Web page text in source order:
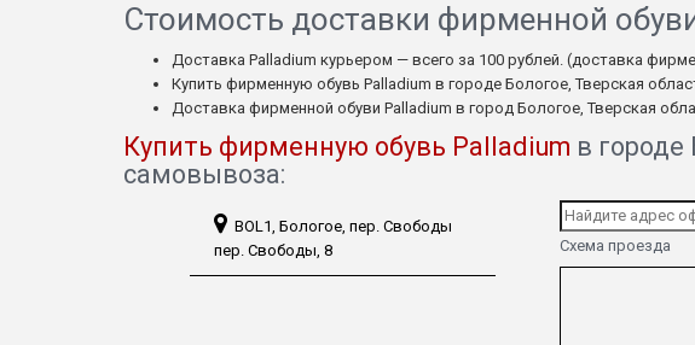
Стоимость доставки фирменной
Доставка Palladium курьером — всего за 100 рублей. (доставка
Купить фирменную обувь Palladium в городе Бологое, Тверская
Доставка фирменной обуви Palladium в город Бологое, Тверская
Купить фирменную обувь Palladium в
самовывоза:
BOL1, Бологое, пер. Свободы
пер. Свободы, 8
Схема проезда